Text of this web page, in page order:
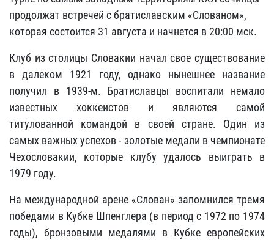
продолжат встречей с братиславским «Слованом»,
которая состоится 31 августа и начнется в 20:00 мск.
Клуб из столицы Словакии начал свое существование
в далеком 1921 году, однако нынешнее название
получил в 1939-м. Братиславцы воспитали немало
известных хоккеистов и являются самой
титулованной командой в своей стране. Один из
самых важных успехов - золотые медали в чемпионате
Чехословакии, которые клубу удалось выиграть в
1979 году.
На международной арене «Слован» запомнился тремя
победами в Кубке Шпенглера (в период с 1972 по 1974
годы), бронзовыми медалями в Кубке европейских